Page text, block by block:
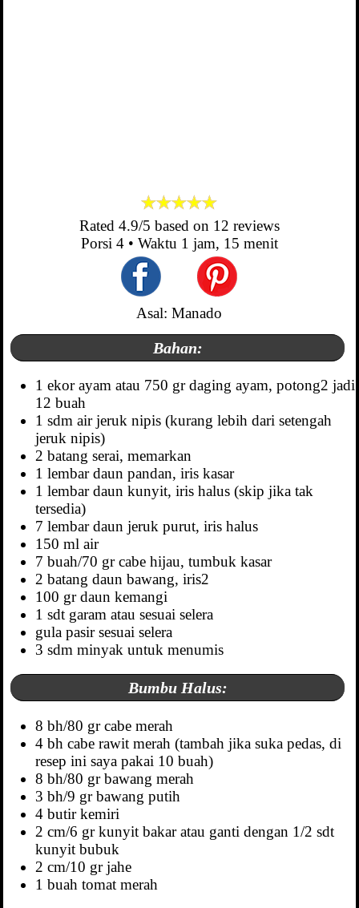
Rated 4.9/5 based on 12 reviews
Porsi 4• Waktu 1 jam, 15 menit
Asal: Manado
Bahan:
1 ekor ayam atau 750 gr daging ayam, potong2 jadi
12 buah
1 sdm air jeruk nipis (kurang lebih dari setengah
jeruk nipis)
2 batang serai, memarkan
1 lembar daun pandan, iris kasar
1 lembar daun kunyit, iris halus (skip jika tak
tersedia)
7 lembar daun jeruk purut, iris halus
150 ml air
7 buah/70 gr cabe hijau, tumbuk kasar
2 batang daun bawang, iris2
100 gr daun kemangi
1 sdt garam atau sesuai selera
gula pasir sesuai selera
3 sdm minyak untuk menumis
Bumbu Halus:
8 bh/80 gr cabe merah
4 bh cabe rawit merah (tambah jika suka pedas, di
resep ini saya pakai 10 buah)
8 bh/80 gr bawang merah
3 bh/9 gr bawang putih
4 butir kemiri
2 cm/6 gr kunyit bakar atau ganti dengan 1/2 sdt
kunyit bubuk
2 cm/10 gr jahe
1 buah tomat merah